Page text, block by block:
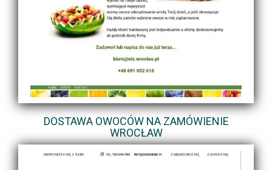
DOSTAWA OWOCÓW NA ZAMÓWIENIE
WROCŁAW